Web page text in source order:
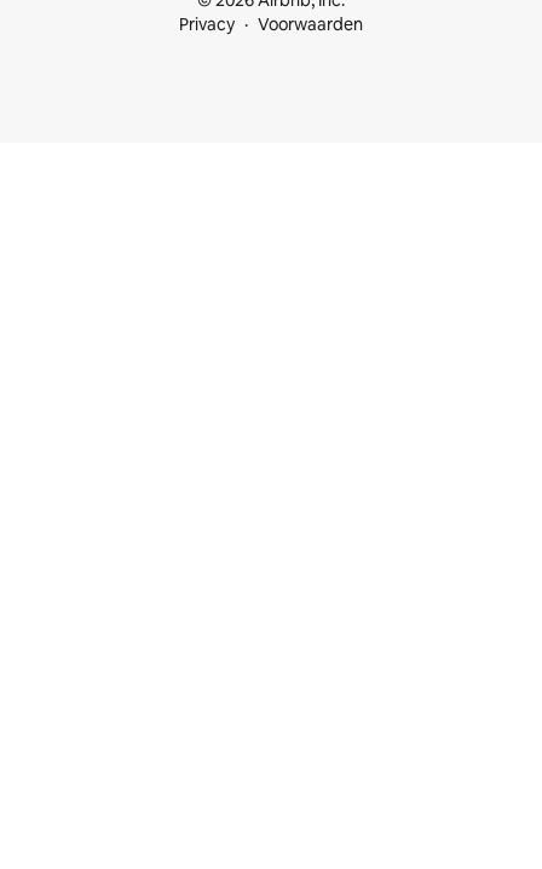
Privacy
Voorwaarden